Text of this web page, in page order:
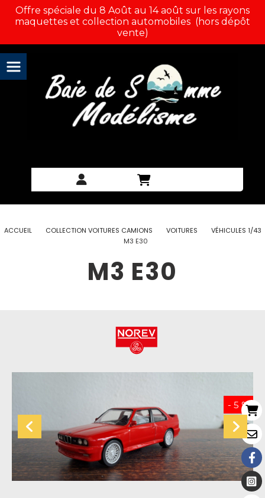
Offre spéciale du 8 Août au 14 août sur les rayons
maquettes et collection automobiles (hors dépôt
vente)
ACCUEIL COLLECTION VOITURES CAMIONS VOITURES
VÉHICULES 1/43
M3 E30
M3 E30
- 5 %
Panneau de gestion des cookies